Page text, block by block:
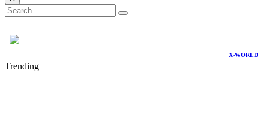
X-WORLD
Trending